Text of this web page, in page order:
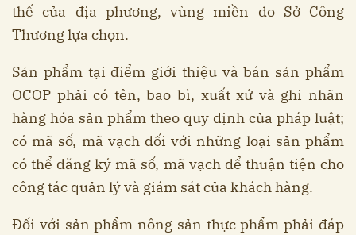
thế của địa phương, vùng miền do Sở Công
Thương lựa chọn.
Sản phẩm tại điểm giới thiệu và bán sản phẩm
OCOP phải có tên, bao bì, xuất xứ và ghi nhãn
hàng hóa sản phẩm theo quy định của pháp luật;
có mã số, mã vạch đối với những loại sản phẩm
có thể đăng ký mã số, mã vạch để thuận tiện cho
công tác quản lý và giám sát của khách hàng.
Đối với sản phẩm nông sản thực phẩm phải đáp